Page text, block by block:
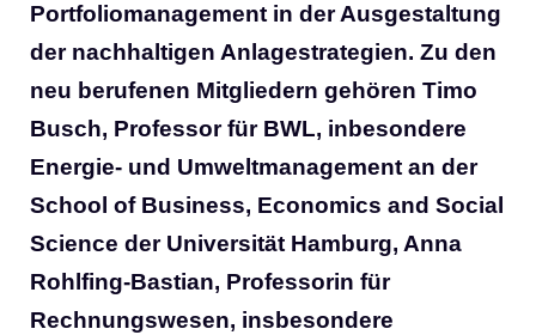
Portfoliomanagement in der Ausgestaltung
der nachhaltigen Anlagestrategien. Zu den
neu berufenen Mitgliedern gehören Timo
Busch, Professor für BWL, inbesondere
Energie- und Umweltmanagement an der
School of Business, Economics and Social
Science der Universität Hamburg, Anna
Rohlfing-Bastian, Professorin für
Rechnungswesen, insbesondere